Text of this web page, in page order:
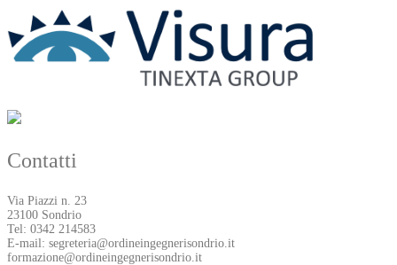
Contatti
Via Piazzi n. 23
23100 Sondrio
Tel: 0342 214583
E-mail: segreteria@ordineingegnerisondrio.it
formazione@ordineingegnerisondrio.it